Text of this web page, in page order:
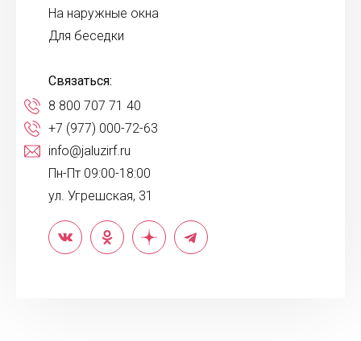
На наружные окна
Для беседки
Связаться:
8 800 707 71 40
+7 (977) 000-72-63
info@jaluzirf.ru
Пн-Пт 09:00-18:00
ул. Угрешская, 31